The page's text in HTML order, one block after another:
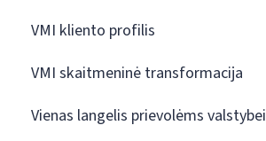
VMI kliento profilis
VMI skaitmeninė transformacija
Vienas langelis prievolėms